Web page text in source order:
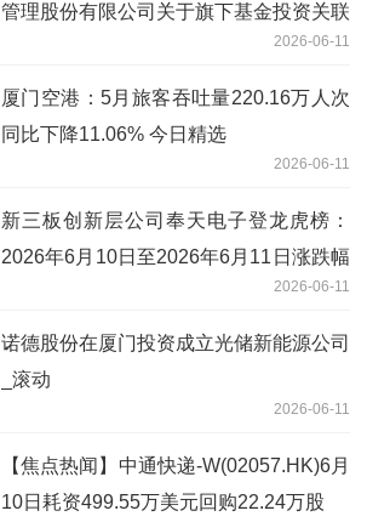
管理股份有限公司关于旗下基金投资关联
方承销可转换公司债券的关联交易公告
2026-06-11
厦门空港：5月旅客吞吐量220.16万人次
同比下降11.06% 今日精选
2026-06-11
新三板创新层公司奉天电子登龙虎榜：
2026年6月10日至2026年6月11日涨跌幅
2026-06-11
诺德股份在厦门投资成立光储新能源公司
_滚动
2026-06-11
【焦点热闻】中通快递-W(02057.HK)6月
10日耗资499.55万美元回购22.24万股